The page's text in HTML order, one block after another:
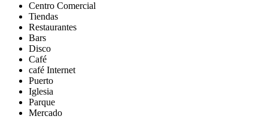
Centro Comercial
Tiendas
Restaurantes
Bars
Disco
Café
café Internet
Puerto
Iglesia
Parque
Mercado